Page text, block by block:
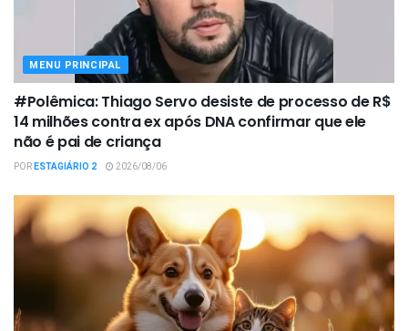
MENU PRINCIPAL
#Polêmica: Thiago Servo desiste de processo de R$
14 milhões contra ex após DNA confirmar que ele
não é pai de criança
PORESTAGIÁRIO 2 2026/08/06